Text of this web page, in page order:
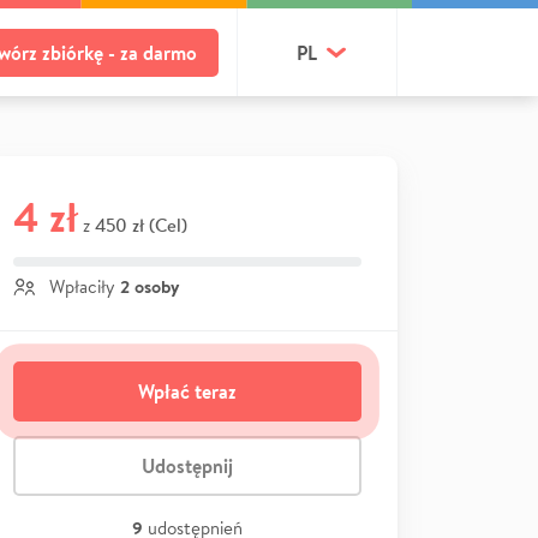
zbiórkę - za darmo PL
4 zł z 450 zł (Cel)
Wpłaciły 2 osoby
Wpłać teraz
Udostępnij
9 udostępnień